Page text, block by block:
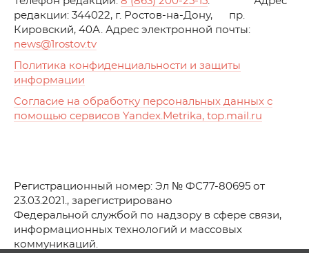
редакции: 344022, г. Ростов-на-Дону, пр.
Кировский, 40А. Адрес электронной почты:
news@1rostov.tv
Политика конфиденциальности и защиты
информации
Согласие на обработку персональных данных с
помощью сервисов Yandex.Metrika, top.mail.ru
Регистрационный номер: Эл № ФС77-80695 от
23.03.2021., зарегистрировано
Федеральной службой по надзору в сфере связи,
информационных технологий и массовых
коммуникаций.